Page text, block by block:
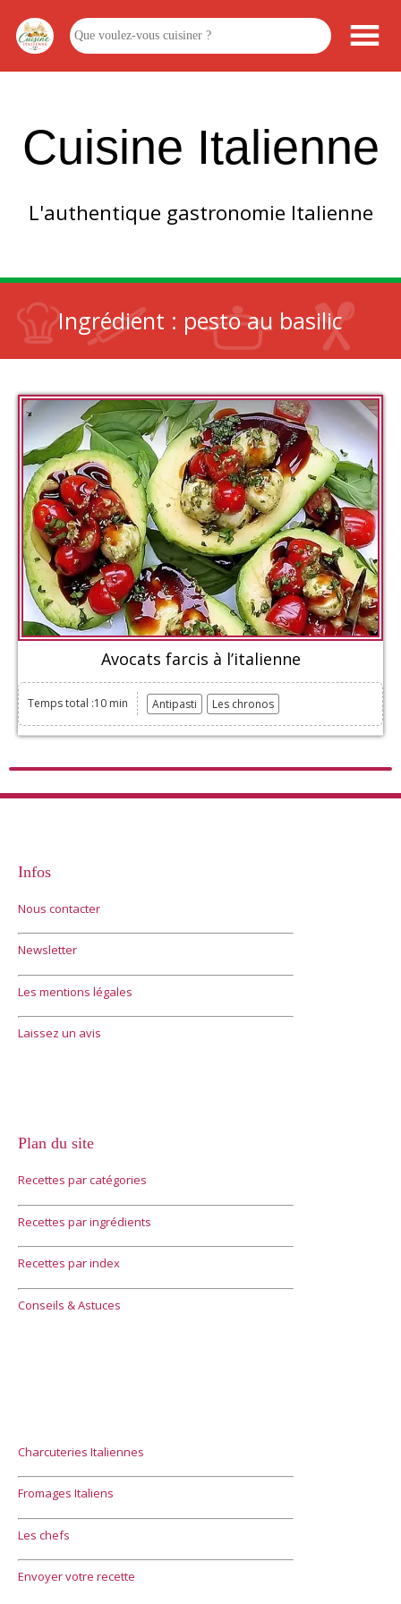
Cuisine Italienne
L'authentique gastronomie Italienne
Ingrédient : pesto au basilic
Avocats farcis à l’italienne
Temps total :10 min Antipasti Les chronos
Infos
Nous contacter
Newsletter
Les mentions légales
Laissez un avis
Plan du site
Recettes par catégories
Recettes par ingrédients
Recettes par index
Conseils & Astuces
Charcuteries Italiennes
Fromages Italiens
Les chefs
Envoyer votre recette